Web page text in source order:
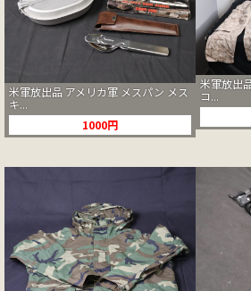
米軍放出品 アメリカ軍 メスパン メス
キ...
1000円
米軍放出
コ...